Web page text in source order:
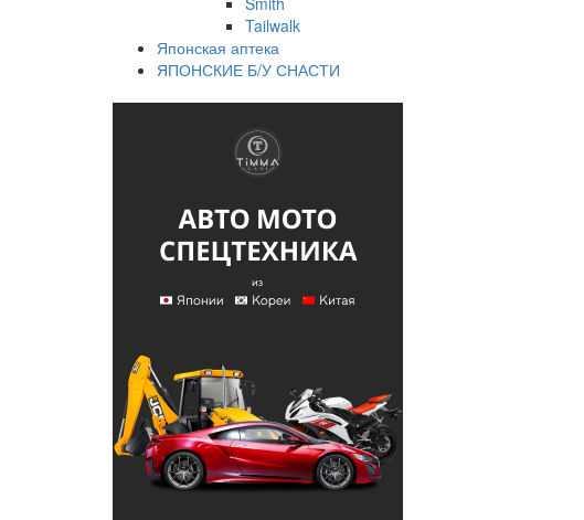
Tailwalk
Японская аптека
ЯПОНСКИЕ Б/У СНАСТИ